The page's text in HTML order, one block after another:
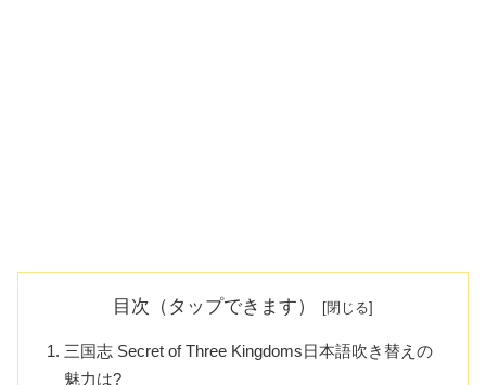
目次（タップできます）
三国志 Secret of Three Kingdoms日本語吹き替えの
魅力は?